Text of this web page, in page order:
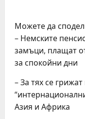
Можете да
– Немските
замъци, плащат
за спокойни дни
– За тях се
Азия и Африка